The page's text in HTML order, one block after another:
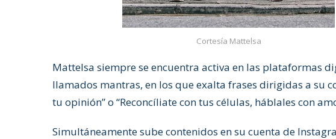
Cortesía Mattelsa
Mattelsa siempre se encuentra activa en las plataformas
llamados mantras, en los que exalta frases dirigidas a su
tu opinión” o “Reconcíliate con tus células, háblales con
Simultáneamente sube contenidos en su cuenta de